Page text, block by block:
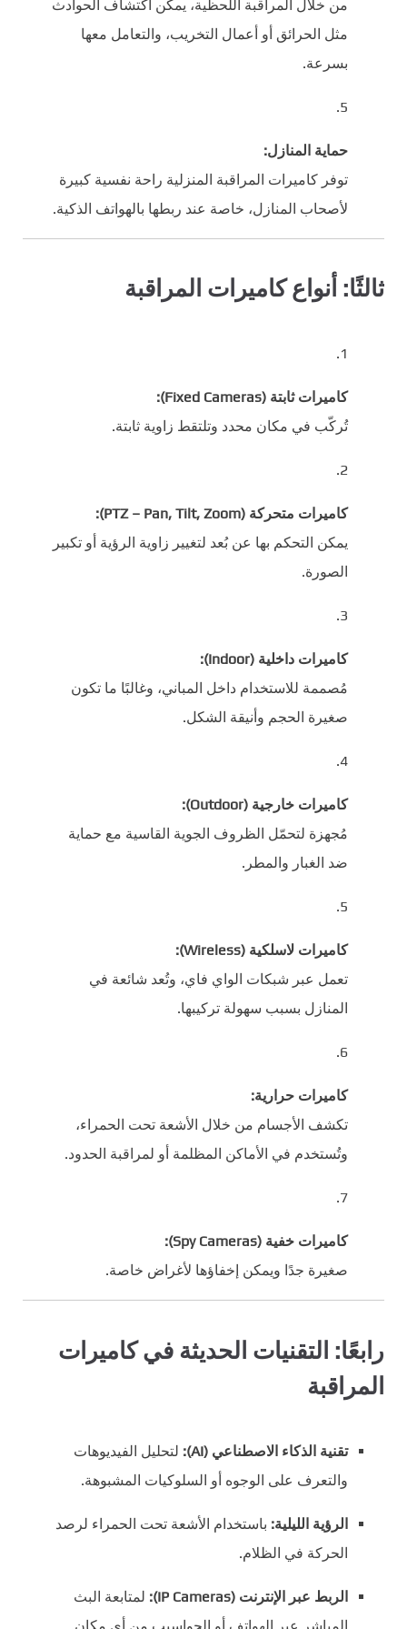
من خلال المراقبة اللحظية، يمكن اكتشاف الحوادث
مثل الحرائق أو أعمال التخريب، والتعامل معها
بسرعة.
حماية المنازل:
توفر كاميرات المراقبة المنزلية راحة نفسية كبيرة
لأصحاب المنازل، خاصة عند ربطها بالهواتف الذكية.
ثالثًا: أنواع كاميرات المراقبة
كاميرات ثابتة (Fixed Cameras):
تُركّب في مكان محدد وتلتقط زاوية ثابتة.
كاميرات متحركة (PTZ – Pan, Tilt, Zoom):
يمكن التحكم بها عن بُعد لتغيير زاوية الرؤية أو تكبير
الصورة.
كاميرات داخلية (Indoor):
مُصممة للاستخدام داخل المباني، وغالبًا ما تكون
صغيرة الحجم وأنيقة الشكل.
كاميرات خارجية (Outdoor):
مُجهزة لتحمّل الظروف الجوية القاسية مع حماية
ضد الغبار والمطر.
كاميرات لاسلكية (Wireless):
تعمل عبر شبكات الواي فاي، وتُعد شائعة في
المنازل بسبب سهولة تركيبها.
كاميرات حرارية:
تكشف الأجسام من خلال الأشعة تحت الحمراء،
وتُستخدم في الأماكن المظلمة أو لمراقبة الحدود.
كاميرات خفية (Spy Cameras):
صغيرة جدًا ويمكن إخفاؤها لأغراض خاصة.
رابعًا: التقنيات الحديثة في كاميرات
المراقبة
تقنية الذكاء الاصطناعي (AI):
لتحليل الفيديوهات
والتعرف على الوجوه أو السلوكيات المشبوهة.
الرؤية الليلية: باستخدام الأشعة تحت الحمراء لرصد
الحركة في الظلام.
الربط عبر الإنترنت (IP Cameras):
لمتابعة البث
المباشر عبر الهواتف أو الحواسيب من أي مكان.